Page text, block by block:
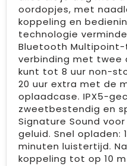
oordopjes, met
koppeling en
technologie
Bluetooth
verbinding met twee
kunt tot 8 uur non-
20 uur extra met de
oplaadcase. IPX5-
zweetbestendig en
Signature Sound
geluid. Snel opladen:
minuten luistertijd.
koppeling tot op 10